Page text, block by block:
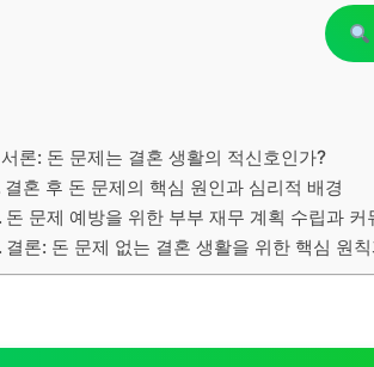
서론: 돈 문제는 결혼 생활의 적신호인가?
결혼 후 돈 문제의 핵심 원인과 심리적 배경
돈 문제 예방을 위한 부부 재무 계획 수립과
결론: 돈 문제 없는 결혼 생활을 위한 핵심 원